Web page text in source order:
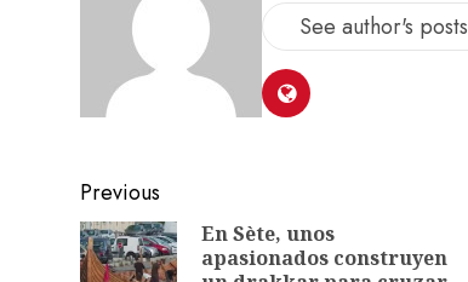
See author's posts
Previous
En Sète, unos
apasionados construyen